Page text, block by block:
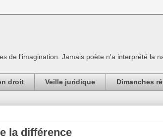
de l'imagination. Jamais poète n'a interprété la
droit Veille juridique Dimanches
la différence